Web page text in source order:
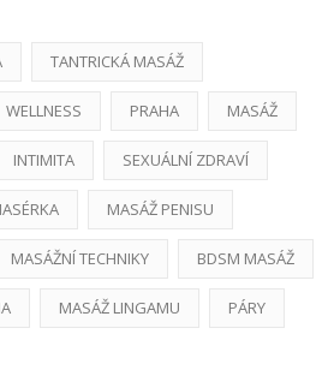
TANTRICKÁ MASÁŽ
WELLNESS PRAHA MASÁŽ
INTIMITA SEXUÁLNÍ ZDRAVÍ
MASÁŽ PENISU
MASÁŽNÍ TECHNIKY BDSM MASÁŽ
MASÁŽ LINGAMU PÁRY